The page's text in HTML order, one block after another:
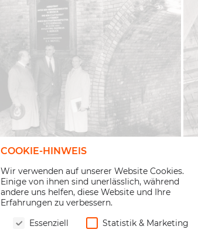
COOKIE-HINWEIS
Wir verwenden auf unserer Website Cookies.
Einige von ihnen sind unerlässlich, während
andere uns helfen, diese Website und Ihre
Erfahrungen zu verbessern.
Essenziell
Statistik & Marketing